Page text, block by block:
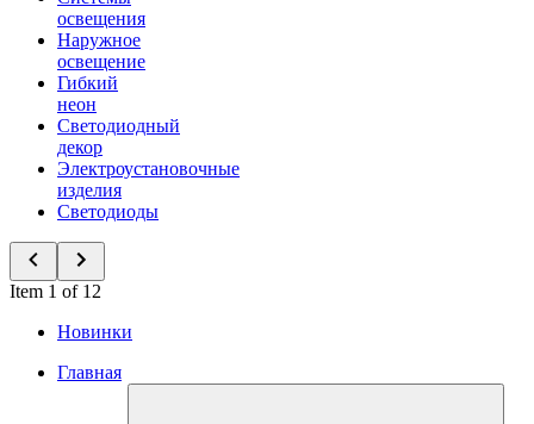
освещения
Наружное
освещение
Гибкий
неон
Светодиодный
декор
Электроустановочные
изделия
Светодиоды
Item 1 of 12
Новинки
Главная